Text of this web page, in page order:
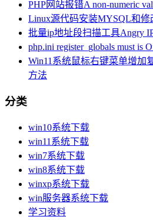
PHP网站报错A non-numeric
Linux源代码安装MYSQL和修
批量ip地址段扫描工具Angry
php.ini register_globals must is
Win11系统鼠标右键菜单增加
方法
分类
win10系统下载
win11系统下载
win7系统下载
win8系统下载
winxp系统下载
win服务器系统下载
学习资料